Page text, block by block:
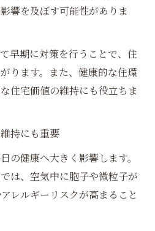
響を及ぼす可能性がありま
早期に対策を行うことで、住
ります。また、健康的な住環
住宅価値の維持にも役立ちま
持にも重要
の健康へ大きく影響します。
は、空気中に胞子や微粒子が
レルギーリスクが高まること